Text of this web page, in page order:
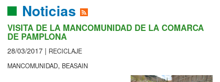
Noticias
VISITA DE LA MANCOMUNIDAD DE LA COMARCA
DE PAMPLONA
28/03/2017 | RECICLAJE
MANCOMUNIDAD, BEASAIN